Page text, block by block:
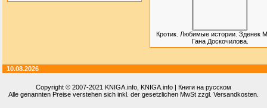
Кротик. Любимые истории. Зденек
Гана Доскочилова.
10.08.2026
Copyright © 2007-2021 KNIGA.info , KNIGA.info | Книги на русском
Alle genannten Preise verstehen sich inkl. der gesetzlichen MwSt zzgl. Versandkosten.